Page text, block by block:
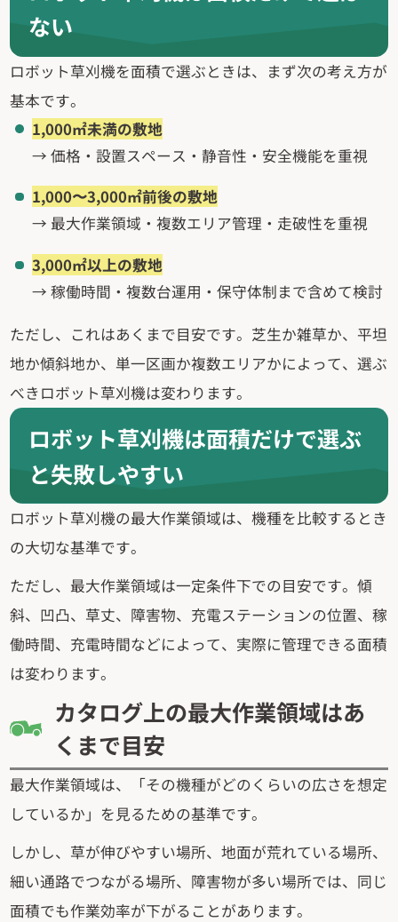
ない
ロボット草刈機を面積で選ぶときは、まず次の考え方が
基本です。
1,000㎡未満の敷地
→ 価格・設置スペース・静音性・安全機能を重視
1,000〜3,000㎡前後の敷地
→ 最大作業領域・複数エリア管理・走破性を重視
3,000㎡以上の敷地
→ 稼働時間・複数台運用・保守体制まで含めて検討
ただし、これはあくまで目安です。芝生か雑草か、平坦
地か傾斜地か、単一区画か複数エリアかによって、選ぶ
べきロボット草刈機は変わります。
ロボット草刈機は面積だけで選ぶ
と失敗しやすい
ロボット草刈機の最大作業領域は、機種を比較するとき
の大切な基準です。
ただし、最大作業領域は一定条件下での目安です。傾
斜、凹凸、草丈、障害物、充電ステーションの位置、稼
働時間、充電時間などによって、実際に管理できる面積
は変わります。
カタログ上の最大作業領域はあ
くまで目安
最大作業領域は、「その機種がどのくらいの広さを想定
しているか」を見るための基準です。
しかし、草が伸びやすい場所、地面が荒れている場所、
細い通路でつながる場所、障害物が多い場所では、同じ
面積でも作業効率が下がることがあります。